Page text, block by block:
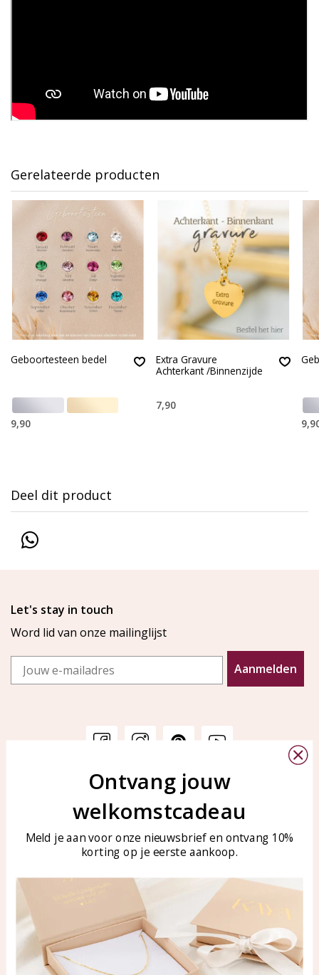
Gerelateerde producten
Geboortesteen bedel
9,90
Extra Gravure
Achterkant /Binnenzijde
7,90
Deel dit product
Let's stay in touch
Word lid van onze mailinglijst
Email
Aanmelden
Veelgestelde vragen
Sieraden onderhouden
KAYA Sieraden
Bellen of WhatsApp Ma-Vr
tussen 09:00-17:00
Tel: 0850003187
WhatsApp: 0850003187
klantenservice@kayasierade
Producten KAYA Sieraden
Ontvang jouw
welkomstcadeau
Meld je aan voor onze nieuwsbrief en ontvang 10%
korting op je eerste aankoop.